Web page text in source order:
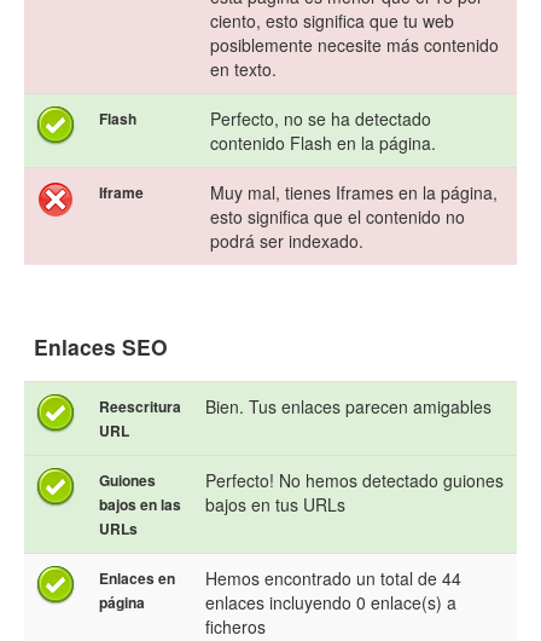
ciento, esto significa que tu web
posiblemente necesite más contenido
en texto.
Flash
Perfecto, no se ha detectado
contenido Flash en la página.
Iframe
Muy mal, tienes Iframes en la página,
esto significa que el contenido no
podrá ser indexado.
Enlaces SEO
Reescritura
URL
Bien. Tus enlaces parecen amigables
Guiones
bajos en las
URLs
Perfecto! No hemos detectado guiones
bajos en tus URLs
Enlaces en
página
Hemos encontrado un total de 44
enlaces incluyendo 0 enlace(s) a
ficheros